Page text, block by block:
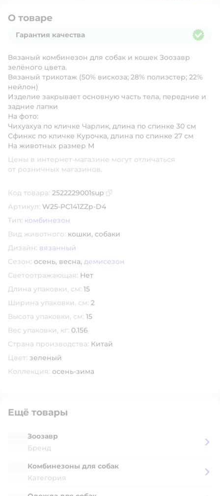
О товаре
Гарантия качества
Вязаный комбинезон для собак и кошек Зоозавр
зелёного цвета.
Вязаный трикотаж (50% вискоза; 28% полиэстер; 22%
нейлон)
Изделие закрывает основную часть тела, передние и
задние лапки
На фото:
Чихуахуа по кличке Чарлик, длина по спинке 30 см
Сфинкс по кличке Курочка, длина по спинке 27 см
На животных размер М
Цены в интернет-магазине могут отличаться
от розничных магазинов.
Код товара: 2522229001sup
Артикул: W25-PC141ZZp-D4
Тип: комбинезон
Вид животного: кошки, собаки
Дизайн: вязанный
Сезон: осень, весна, демисезон
Светоотражающая: Нет
Длина упаковки, см: 15
Ширина упаковки, см: 2
Высота упаковки, см: 15
Вес упаковки, кг: 0.156
Страна производства: Китай
Цвет: зеленый
Коллекция: осень-зима
Ещё товары
Зоозавр
Бренд
Комбинезоны для собак
Категория